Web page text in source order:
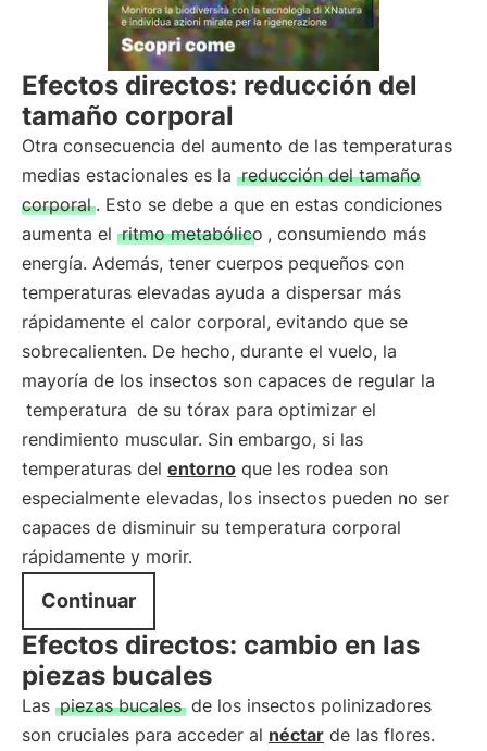
Efectos directos: reducción del
tamaño corporal
Otra consecuencia del aumento de las temperaturas
medias estacionales es la reducción del tamaño
corporal . Esto se debe a que en estas condiciones
aumenta el ritmo metabólico , consumiendo más
energía. Además, tener cuerpos pequeños con
temperaturas elevadas ayuda a dispersar más
rápidamente el calor corporal, evitando que se
sobrecalienten. De hecho, durante el vuelo, la
mayoría de los insectos son capaces de regular la
temperatura de su tórax para optimizar el
rendimiento muscular. Sin embargo, si las
temperaturas del entorno que les rodea son
especialmente elevadas, los insectos pueden no ser
capaces de disminuir su temperatura corporal
rápidamente y morir.
Continuar
Efectos directos: cambio en las
piezas bucales
Las piezas bucales de los insectos polinizadores
son cruciales para acceder al néctar de las flores.